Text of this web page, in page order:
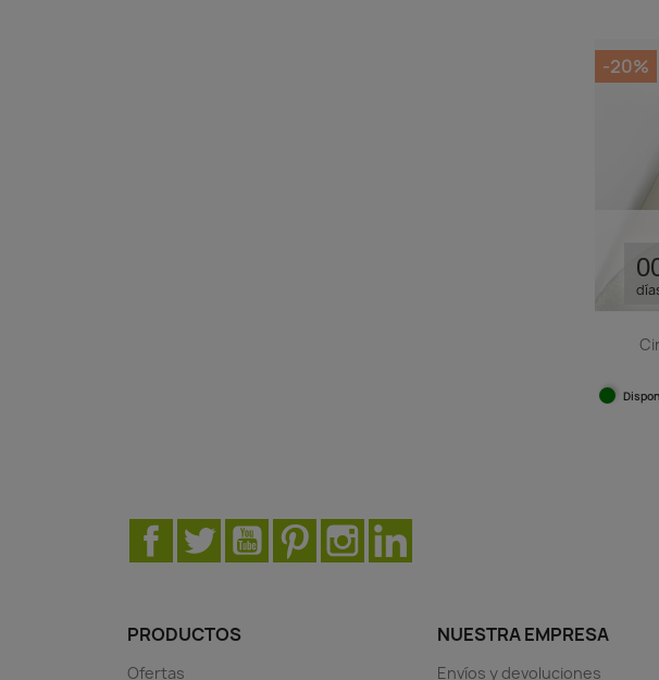
-20%
Facebook
Twitter YouTubePinterestInstagram
PRODUCTOS
Ofertas
NUESTRA EMPRESA
Envíos y devoluciones